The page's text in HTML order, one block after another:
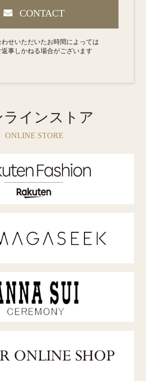
CONTACT
せいただいたお時間によっては
事しかねる場合がございます
ラインストア
ONLINE STORE